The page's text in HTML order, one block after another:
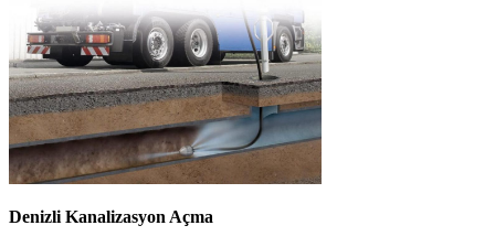
Denizli Kanalizasyon Açma